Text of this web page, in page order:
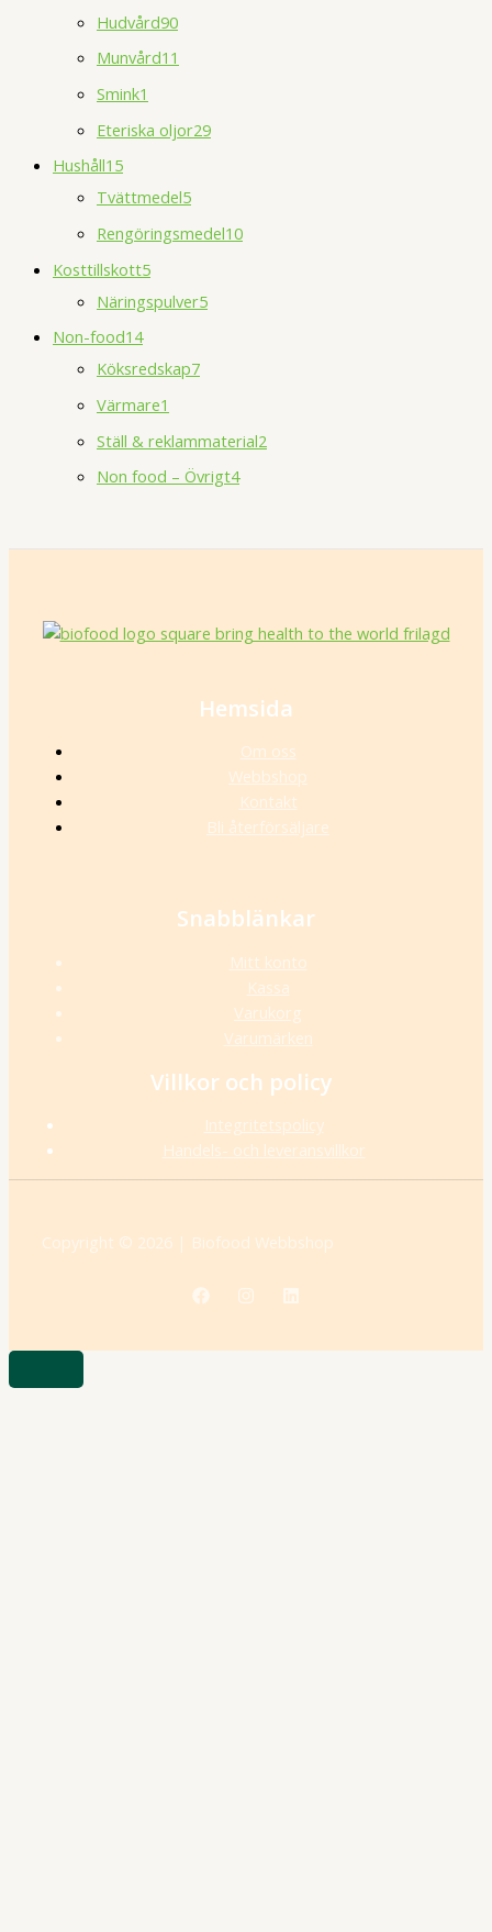
Hudvård90
Munvård11
Smink1
Eteriska oljor29
Hushåll15
Tvättmedel5
Rengöringsmedel10
Kosttillskott5
Näringspulver5
Non-food14
Köksredskap7
Värmare1
Ställ & reklammaterial2
Non food – Övrigt4
Hemsida
Om oss
Webbshop
Kontakt
Bli återförsäljare
Snabblänkar
Mitt konto
Kassa
Varukorg
Varumärken
Villkor och policy
Integritetspolicy
Handels- och leveransvillkor
Copyright © 2026 | Biofood Webbshop